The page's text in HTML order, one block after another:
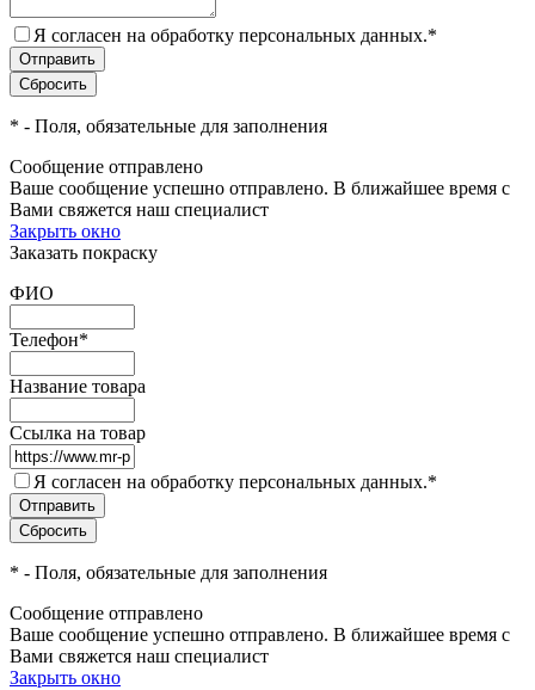
Я согласен на обработку персональных данных.*
* - Поля, обязательные для заполнения
Сообщение отправлено
Ваше сообщение успешно отправлено. В ближайшее время с
Вами свяжется наш специалист
Закрыть окно
Заказать покраску
ФИО
Телефон*
Название товара
Ссылка на товар
Я согласен на обработку персональных данных.*
* - Поля, обязательные для заполнения
Сообщение отправлено
Ваше сообщение успешно отправлено. В ближайшее время с
Вами свяжется наш специалист
Закрыть окно